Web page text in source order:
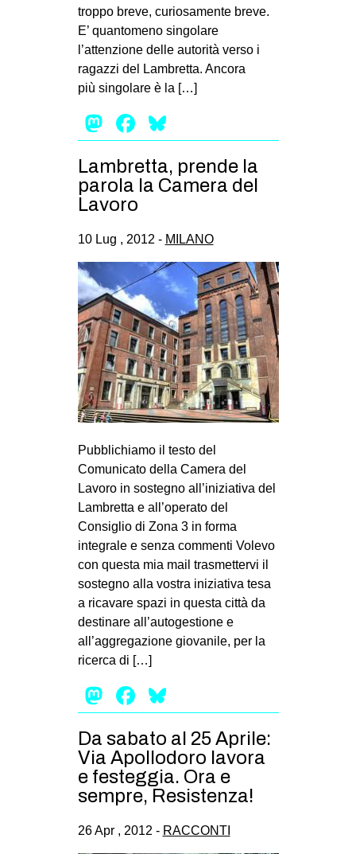
MONDO
EVENTI
in
bsky
SEARCH
troppo breve, curiosamente breve.
E’ quantomeno singolare
l’attenzione delle autorità verso i
ragazzi del Lambretta. Ancora
più singolare è la […]
Mastodon
Facebook
Lambretta, prende la
parola la Camera del
Lavoro
10 Lug , 2012 - MILANO
Pubblichiamo il testo del
Comunicato della Camera del
Lavoro in sostegno all’iniziativa del
Lambretta e all’operato del
Consiglio di Zona 3 in forma
integrale e senza commenti Volevo
con questa mia mail trasmettervi il
sostegno alla vostra iniziativa tesa
a ricavare spazi in questa città da
destinare all’autogestione e
all’aggregazione giovanile, per la
ricerca di […]
Mastodon
Facebook
Da sabato al 25 Aprile:
Via Apollodoro lavora
e festeggia. Ora e
sempre, Resistenza!
26 Apr , 2012 - RACCONTI